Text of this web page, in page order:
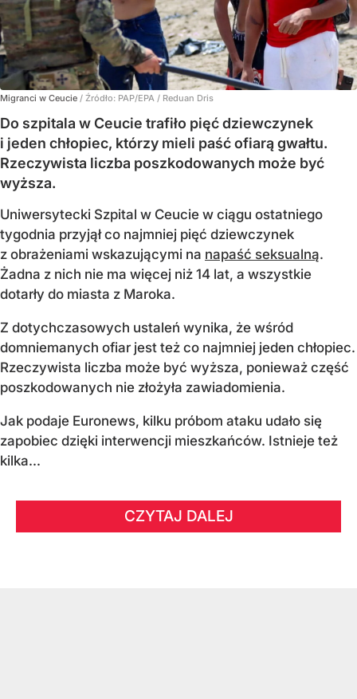
Migranci w Ceucie / Źródło: PAP/EPA / Reduan Dris
Do szpitala w Ceucie trafiło pięć dziewczynek
i jeden chłopiec, którzy mieli paść ofiarą gwałtu.
Rzeczywista liczba poszkodowanych może być
wyższa.
Uniwersytecki Szpital w Ceucie w ciągu ostatniego
tygodnia przyjął co najmniej pięć dziewczynek
z obrażeniami wskazującymi na napaść seksualną.
Żadna z nich nie ma więcej niż 14 lat, a wszystkie
dotarły do miasta z Maroka.
Z dotychczasowych ustaleń wynika, że wśród
domniemanych ofiar jest też co najmniej jeden chłopiec.
Rzeczywista liczba może być wyższa, ponieważ część
poszkodowanych nie złożyła zawiadomienia.
Jak podaje Euronews, kilku próbom ataku udało się
zapobiec dzięki interwencji mieszkańców. Istnieje też
kilka...
CZYTAJ DALEJ